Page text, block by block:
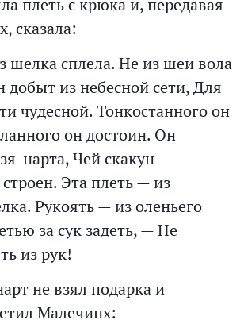
плеть с крюка и, передавая
сказала:
шелка сплела. Не из шеи вола
добыт из небесной сети, Для
чудесной. Тонкостанного он
он достоин. Он
нарта, Чей скакун
Эта плеть — из
Рукоять — из оленьего
за сук задеть, — Не
из рук!
не взял подарка и
Малечипх: